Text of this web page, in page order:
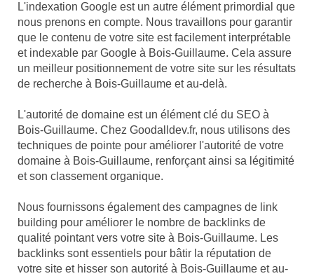
L'indexation Google est un autre élément primordial que
nous prenons en compte. Nous travaillons pour garantir
que le contenu de votre site est facilement interprétable
et indexable par Google à Bois-Guillaume. Cela assure
un meilleur positionnement de votre site sur les résultats
de recherche à Bois-Guillaume et au-delà.
L'autorité de domaine est un élément clé du SEO à
Bois-Guillaume. Chez Goodalldev.fr, nous utilisons des
techniques de pointe pour améliorer l'autorité de votre
domaine à Bois-Guillaume, renforçant ainsi sa légitimité
et son classement organique.
Nous fournissons également des campagnes de link
building pour améliorer le nombre de backlinks de
qualité pointant vers votre site à Bois-Guillaume. Les
backlinks sont essentiels pour bâtir la réputation de
votre site et hisser son autorité à Bois-Guillaume et au-